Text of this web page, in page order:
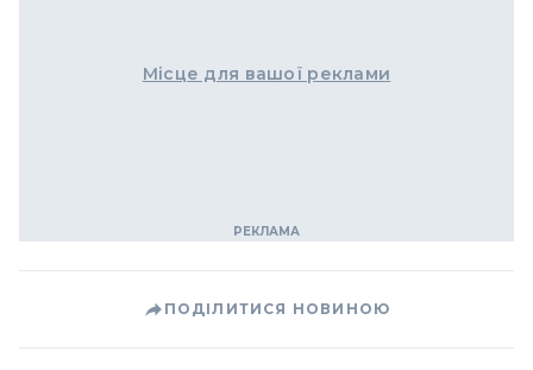
Місце для вашої реклами
ПОДІЛИТИСЯ НОВИНОЮ